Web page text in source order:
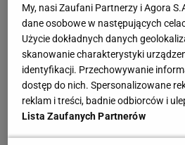
w Las Vegas?
Robert Złotkowski:Janek jest
zwycięzcą i lubi wygrywać
zostawiając wątpliwości. A tutaj
czwartą i piątą rundę wygrał
wypowiedzi było mnóstwo
My, nasi Zaufani Partnerzy i Agora
dane osobowe w następujących
Użycie dokładnych danych
skanowanie charakterystyki
identyfikacji. Przechowywanie
dostęp do nich. Spersonalizowane
reklam i treści, badnie odbiorców i
Lista Zaufanych Partnerów